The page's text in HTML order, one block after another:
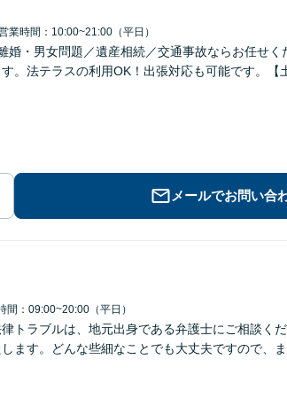
業時間：10:00~21:00（平日）
婚・男女問題／遺産相続／交通事故ならお任せ
。法テラスの利用OK！出張対応も可能です。【
メールでお問い合
間：09:00~20:00（平日）
トラブルは、地元出身である弁護士にご相談く
ます。どんな些細なことでも大丈夫ですので、